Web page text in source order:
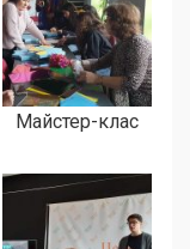
Майстер-клас